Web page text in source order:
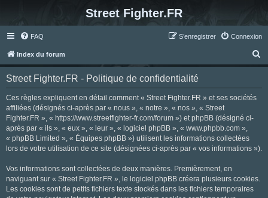
Street Fighter.FR
FAQ Connexion
S’enregistrer
Index du forum
e
Street Fighter.FR - Politique de confidentialité
Ces règles expliquent en détail comment « Street Fighter.FR » et ses sociétés
affiliées (désignés ci-après par « nous », « notre », « nos », « Street
Fighter.FR », « https://www.streetfighter-fr.com/forum ») et phpBB (désigné ci-
après par « ils », « eux », « leur », « logiciel phpBB », « www.phpbb.com »,
« phpBB Limited », « Équipes phpBB ») utilisent les informations collectées
lors de votre utilisation de ce site (désignées ci-après par « vos informations »).
Vos informations sont collectées de deux manières. Premièrement, en
naviguant sur « Street Fighter.FR », le logiciel phpBB créera plusieurs cookies.
Les cookies sont de petits fichiers texte stockés dans les fichiers temporaires